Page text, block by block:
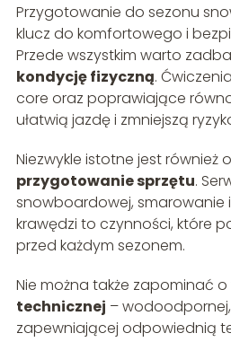
Przygotowanie do sezonu
klucz do komfortowego i
Przede wszystkim warto
kondycję fizyczną.
core oraz poprawiające
ułatwią jazdę i zmniejszą
Niezwykle istotne jest również
przygotowanie sprzętu.
snowboardowej, smarowanie
krawędzi to czynności, które
przed każdym sezonem.
Nie można także zapominać o
technicznej –
zapewniającej odpowiednią